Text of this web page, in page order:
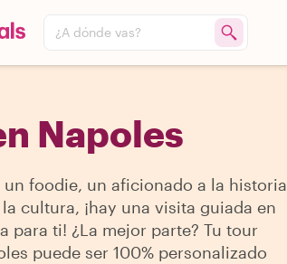
¿A dónde vas?
Napoles
un foodie, un aficionado a la historia
cultura, ¡hay una visita guiada en
para ti! ¿La mejor parte? Tu tour
puede ser 100% personalizado